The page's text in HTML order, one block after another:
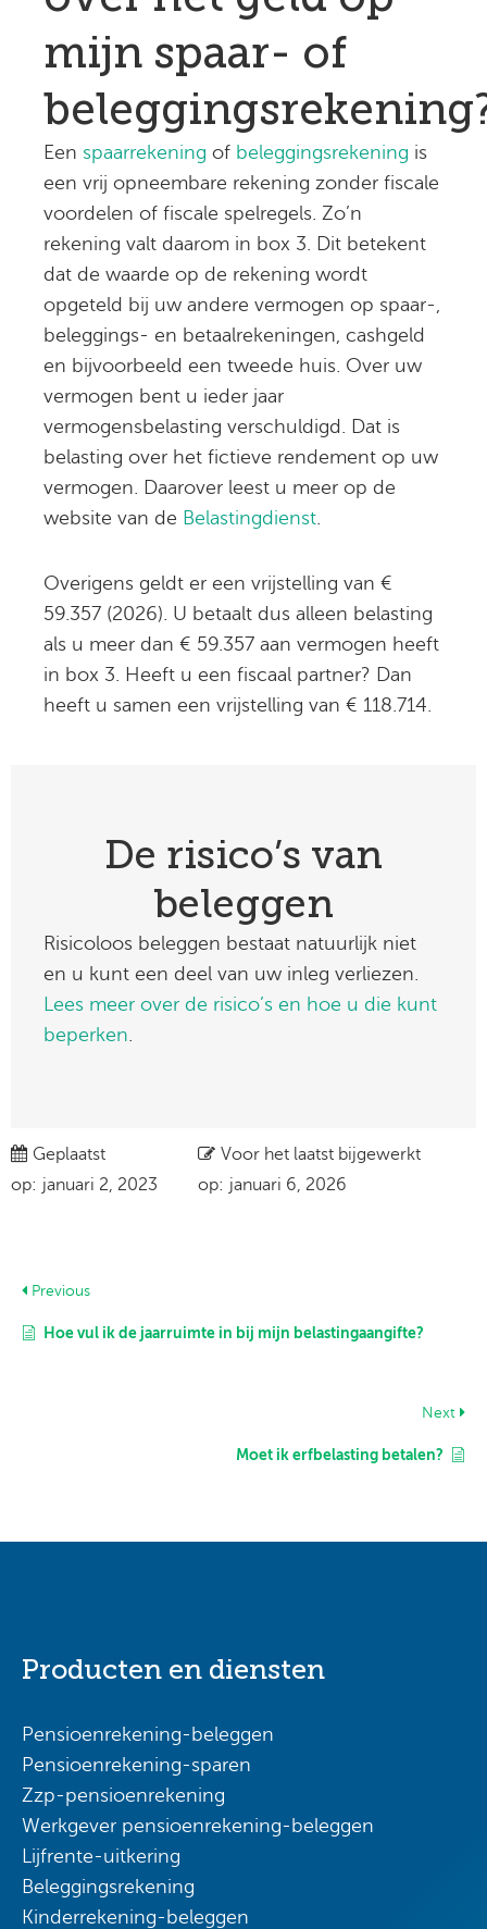
mijn spaar- of
Een spaarrekening of beleggingsrekening is
een vrij opneembare rekening zonder fiscale
voordelen of fiscale spelregels. Zo’n
rekening valt daarom in box 3. Dit betekent
dat de waarde op de rekening wordt
opgeteld bij uw andere vermogen op spaar-,
beleggings- en betaalrekeningen, cashgeld
en bijvoorbeeld een tweede huis. Over uw
vermogen bent u ieder jaar
vermogensbelasting verschuldigd. Dat is
belasting over het fictieve rendement op uw
vermogen. Daarover leest u meer op de
website van de Belastingdienst.
Overigens geldt er een vrijstelling van €
59.357 (2026). U betaalt dus alleen belasting
als u meer dan € 59.357 aan vermogen heeft
in box 3. Heeft u een fiscaal partner? Dan
heeft u samen een vrijstelling van € 118.714.
De risico’s van
beleggen
Risicoloos beleggen bestaat natuurlijk niet
en u kunt een deel van uw inleg verliezen.
Lees meer over de risico’s en hoe u die kunt
beperken.
Geplaatst
op: januari 2, 2023
Voor het laatst bijgewerkt
op: januari 6, 2026
Previous
Hoe vul ik de jaarruimte in bij mijn belastingaangifte?
Next
Moet ik erfbelasting betalen?
Producten en diensten
Pensioenrekening-beleggen
Pensioenrekening-sparen
Zzp-pensioenrekening
Werkgever pensioenrekening-beleggen
Lijfrente-uitkering
Beleggingsrekening
Kinderrekening-beleggen